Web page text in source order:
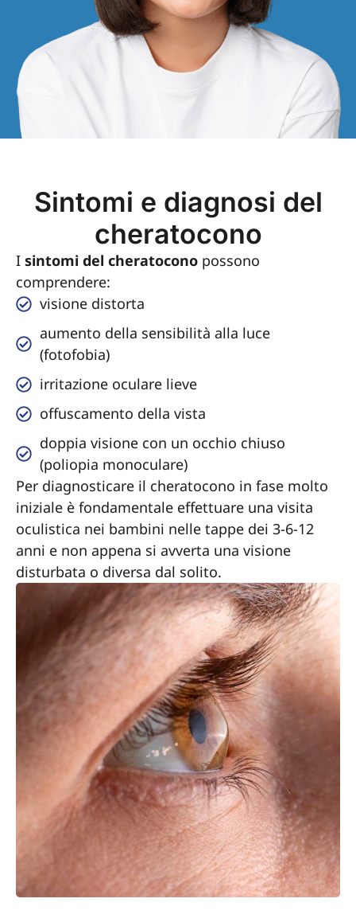
Sintomi e diagnosi del
cheratocono
I sintomi del cheratocono possono
comprendere:
visione distorta
aumento della sensibilità alla luce
(fotofobia)
irritazione oculare lieve
offuscamento della vista
doppia visione con un occhio chiuso
(poliopia monoculare)
Per diagnosticare il cheratocono in fase molto
iniziale è fondamentale effettuare una visita
oculistica nei bambini nelle tappe dei 3-6-12
anni e non appena si avverta una visione
disturbata o diversa dal solito.